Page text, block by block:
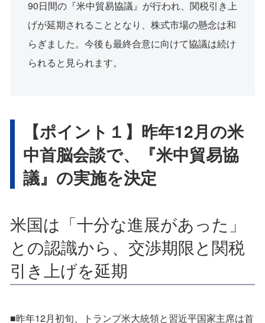
90日間の『米中貿易協議』が行われ、関税引き上
げが延期されることとなり、株式市場の懸念は和
らぎました。今後も最終合意に向けて協議は続け
られると見られます。
【ポイント１】昨年12月の米
中首脳会談で、『米中貿易協
議』の実施を決定
米国は「十分な進展があった」
との認識から、交渉期限と関税
引き上げを延期
■昨年12月初旬、トランプ米大統領と習近平国家主席は首